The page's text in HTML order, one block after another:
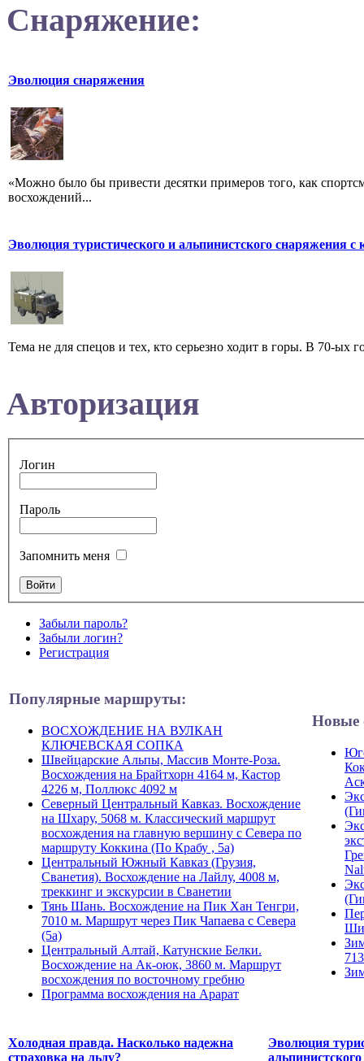
Снаряжение:
Эволюция снаряжения
«Можно было бы привести десятки примеров того, как
восхождений...
Эволюция туристического и альпинистского снаряжения с
Тема не для спецов и тех, кто серьезно ходит в горы. В 70-ых
Авторизация
Логин
Пароль
Запомнить меня
Забыли пароль?
Забыли логин?
Регистрация
Популярные маршруты:
ВОСХОЖДЕНИЕ НА ВУЛКАН
КЛЮЧЕВСКАЯ СОПКА
Швейцарские Альпы, Массив Монте-Роза.
Восхождения на Брайтхорн 4164 м, Кастор
4226 м, Поллюкс 4092 м
Северный Центральный Кавказ. Восхождение
на Шхару, 5068 м. Классический маршрут
восхождения на главную вершину с Севера по
маршруту Коккина (По Крабу , 5а)
Центральный Южный Кавказ (Грузия,
Сванетия). Восхождение на Лайлу, 4008 м,
треккинг и экскурсии в Сванетии
Тянь Шань. Восхождение на Пик Хан Тенгри,
7010 м. Маршрут через Пик Чапаева с Севера
(5а)
Центральный Алтай, Катунские Белки.
Восхождение на Ак-оюк, 3860 м. Маршрут
восхождения по восточному гребню
Программа восхождения на Арарат
Новые
Холодная правда. Насколько надежна
страховка на льду?
Эволюция